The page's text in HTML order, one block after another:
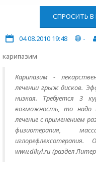
СПРОСИТЬ В
04.08.2010 19:48 -
карипазим
Карипазим -
лечении грыж дисков.
низкая. Требуется 3
возможность, то надо
лечение с применением
физиотерапия,
www.dikyl.ru (раздел